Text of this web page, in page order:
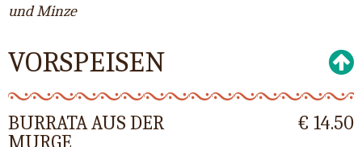
und Minze
VORSPEISEN
BURRATA AUS DER
MURGE
€ 14.50